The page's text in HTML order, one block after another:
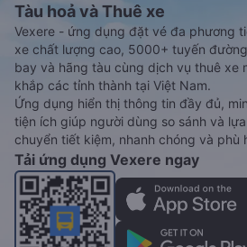
Tàu hoả và Thuê xe
Vexere - ứng dụng đặt vé đa phương
xe chất lượng cao, 5000+ tuyến
bay và hãng tàu cùng dịch vụ thuê xe
khắp các tỉnh thành tại Việt Nam.
Ứng dụng hiển thị thông tin đầy đủ,
tiện ích giúp người dùng so sánh và
chuyển tiết kiệm, nhanh chóng và phù
Tải ứng dụng Vexere ngay